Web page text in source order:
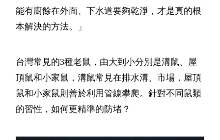
能有廚餘在外面、下水道要夠乾淨，才是真的根
本解決的方法。」
台灣常見的3種老鼠，由大到小分別是溝鼠、屋
頂鼠和小家鼠，溝鼠常見在排水溝、市場，屋頂
鼠和小家鼠則善於利用管線攀爬。針對不同鼠類
的習性，如何更精準的防堵？